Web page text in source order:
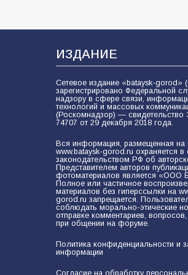
ИЗДАНИЕ
Сетевое издание «bataysk-gorod»
зарегистрировано Федеральной
надзору в сфере связи,
технологий и массовых
(Роскомнадзор) —
74707 от 29 декабря 2018 года.
Вся информация, размещенная на
www.bataysk-gorod.ru охраняется в
законодательством РФ об
Представителем авторов
фотоматериалов является «ООО
Полное или частичное
материалов без гиперссылки на
gorod.ru запрещается.
соблюдать морально-этические
отправке комментариев,
при общении на форуме.
Политика конфиденциальности и
информации
Согласие на обработку